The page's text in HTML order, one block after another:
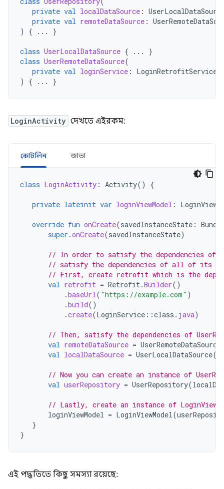
private val localDataSource :
private val remoteDataSource :
)
{ ... }
class UserLocalDataSource { ...
}
class UserRemoteDataSource(
private val loginService :
LoginRetrofitService
)
{ ... }
LoginActivity দেখতে এইরকম:
কোটলিন জাভা
class LoginActivity : Activity() {
private lateinit var loginViewModel :
override fun onCreate(savedInstanceState :
super .onCreate(savedInstanceState)
// In order to satisfy the dependencies of
// satisfy the dependencies of all of its
// First, create retrofit which is the
val retrofit = Retrofit.Builder()
.baseUrl( "https://example.com" )
.build()
.create(LoginService ::class . java)
// Then, satisfy the dependencies of
val remoteDataSource = UserRemoteDataSource
val localDataSource = UserLocalDataSource()
// Now you can create an instance of
val userRepository = UserRepository(
// Lastly, create an instance of
loginViewModel = LoginViewModel(
}
}
এই পদ্ধতিতে কিছু সমস্যা রয়েছে: